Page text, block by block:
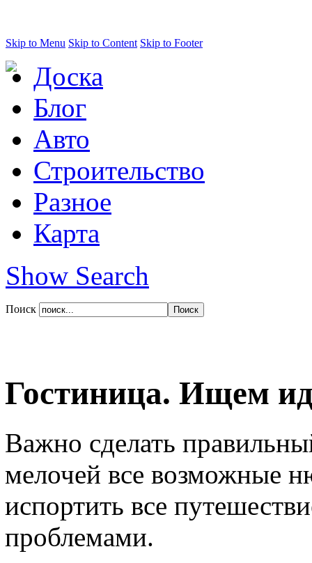
Skip to Menu Skip to Content Skip to Footer
Доска
Блог
Авто
Строительство
Разное
Карта
Show Search
Поиск
Гостиница. Ищем
Важно сделать
мелочей все возможные
испортить все
проблемами.